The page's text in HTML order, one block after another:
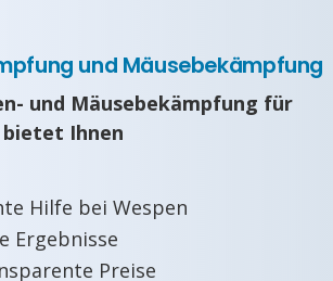
und Mäusebekämpfung
und Mäusebekämpfung für
Ihnen
Hilfe bei Wespen
Ergebnisse
Preise